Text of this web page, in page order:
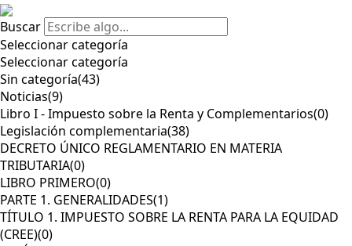
Buscar
Seleccionar categoría
Seleccionar categoría
Sin categoría(43)
Noticias(9)
Libro I - Impuesto sobre la Renta y Complementarios(0)
Legislación complementaria(38)
DECRETO ÚNICO REGLAMENTARIO EN MATERIA
TRIBUTARIA(0)
LIBRO PRIMERO(0)
PARTE 1. GENERALIDADES(1)
TÍTULO 1. IMPUESTO SOBRE LA RENTA PARA LA EQUIDAD
(CREE)(0)